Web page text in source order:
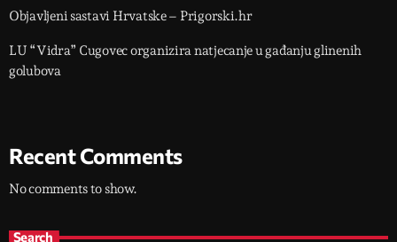
Objavljeni sastavi Hrvatske – Prigorski.hr
LU “Vidra” Cugovec organizira natjecanje u gađanju glinenih
golubova
Recent Comments
No comments to show.
Search